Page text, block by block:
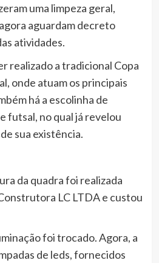
uma limpeza geral,
aguardam decreto
atividades.
realizado a tradicional Copa
onde atuam os principais
há a escolinha de
futsal, no qual já revelou
sua existência.
da quadra foi realizada
LC LTDA e custou
foi trocado. Agora, a
de leds, fornecidos